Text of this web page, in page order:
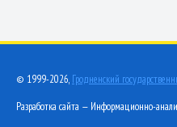
© 1999-2026, Гродненский
Разработка сайта — Информационно-